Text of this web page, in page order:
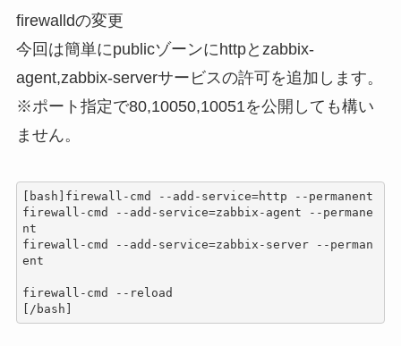
firewalldの変更
今回は簡単にpublicゾーンにhttpとzabbix-
agent,zabbix-serverサービスの許可を追加します。
※ポート指定で80,10050,10051を公開しても構い
ません。
[bash]firewall-cmd --add-service=http --permanent
firewall-cmd --add-service=zabbix-agent --permane
nt
firewall-cmd --add-service=zabbix-server --perman
ent
firewall-cmd --reload
[/bash]